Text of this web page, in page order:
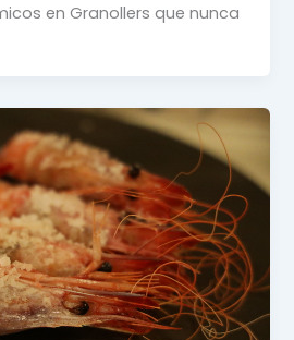
en Granollers que nunca